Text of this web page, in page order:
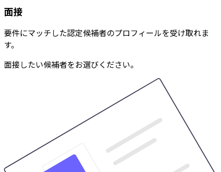
面接
要件にマッチした認定候補者のプロフィールを受け取れま
す。
面接したい候補者をお選びください。